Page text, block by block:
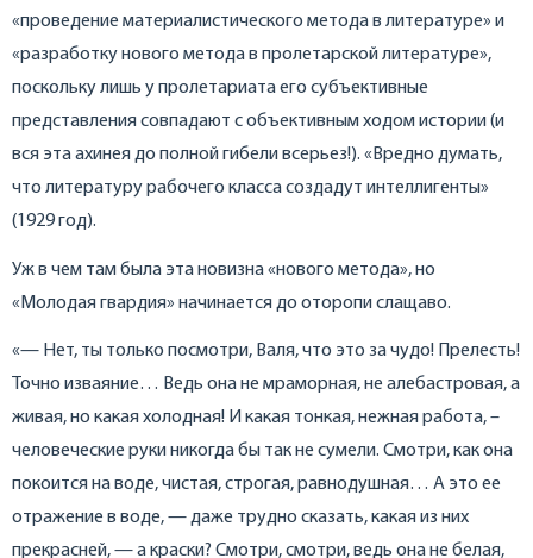
«проведение материалистического метода в литературе» и
«разработку нового метода в пролетарской литературе»,
поскольку лишь у пролетариата его субъективные
представления совпадают с объективным ходом истории (и
вся эта ахинея до полной гибели всерьез!). «Вредно думать,
что литературу рабочего класса создадут интеллигенты»
(1929 год).
Уж в чем там была эта новизна «нового метода», но
«Молодая гвардия» начинается до оторопи слащаво.
«— Нет, ты только посмотри, Валя, что это за чудо! Прелесть!
Точно изваяние… Ведь она не мраморная, не алебастровая, а
живая, но какая холодная! И какая тонкая, нежная работа, –
человеческие руки никогда бы так не сумели. Смотри, как она
покоится на воде, чистая, строгая, равнодушная… А это ее
отражение в воде, — даже трудно сказать, какая из них
прекрасней, — а краски? Смотри, смотри, ведь она не белая,